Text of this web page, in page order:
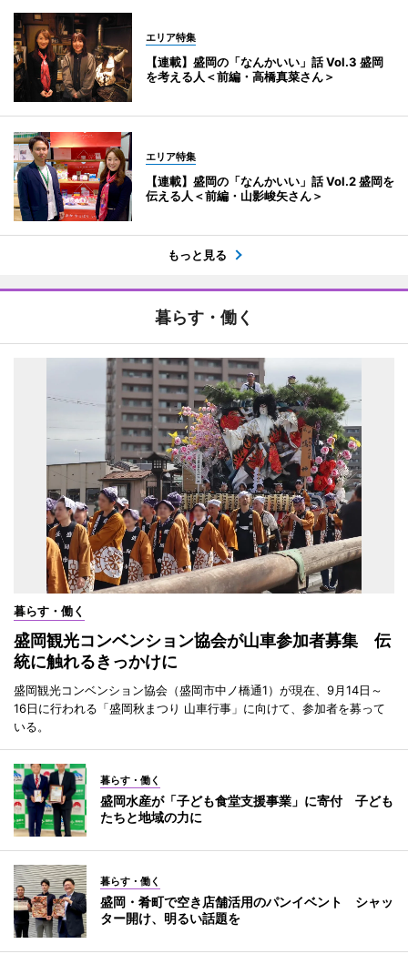
エリア特集
【連載】盛岡の「なんかいい」話 Vol.3 盛岡
を考える人＜前編・高橋真菜さん＞
エリア特集
【連載】盛岡の「なんかいい」話 Vol.2 盛岡を
伝える人＜前編・山影峻矢さん＞
もっと見る
暮らす・働く
暮らす・働く
盛岡観光コンベンション協会が山車参加者募集 伝
統に触れるきっかけに
盛岡観光コンベンション協会（盛岡市中ノ橋通1）が現在、9月14日～
16日に行われる「盛岡秋まつり 山車行事」に向けて、参加者を募って
いる。
暮らす・働く
盛岡水産が「子ども食堂支援事業」に寄付 子ども
たちと地域の力に
暮らす・働く
盛岡・肴町で空き店舗活用のパンイベント シャッ
ター開け、明るい話題を